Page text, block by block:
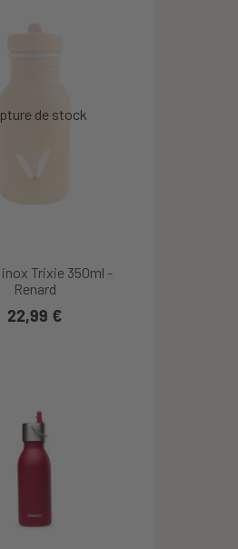
inox Trixie 350ml -
Renard
22,99 €